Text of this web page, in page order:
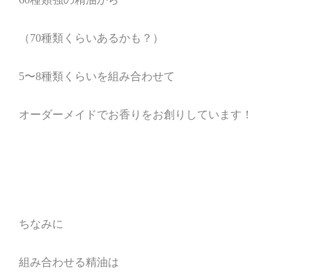
（70種類くらいあるかも？）
5〜8種類くらいを組み合わせて
オーダーメイドでお香りをお創りしています！
ちなみに
組み合わせる精油は